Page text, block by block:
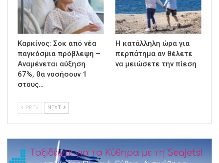
Καρκίνος: Σοκ από νέα
παγκόσμια πρόβλεψη –
Αναμένεται αύξηση
67%, θα νοσήσουν 1
στους…
Η κατάλληλη ώρα για
περπάτημα αν θέλετε
να μειώσετε την πίεση
PREV NEXT